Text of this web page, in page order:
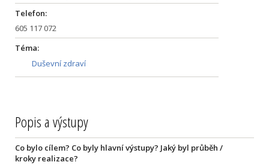
Telefon:
605 117 072
Téma:
Duševní zdraví
Popis a výstupy
Co bylo cílem? Co byly hlavní výstupy? Jaký byl průběh /
kroky realizace?